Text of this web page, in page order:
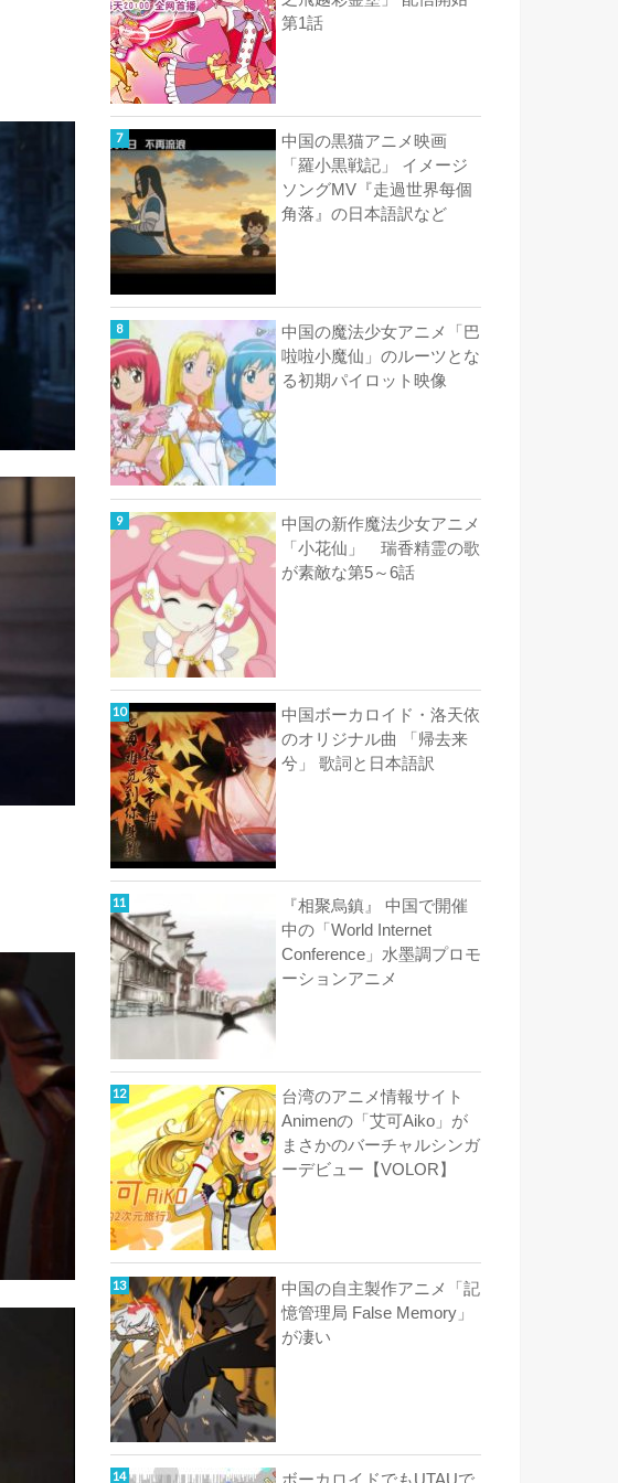
第1話
中国の黒猫アニメ映画
「羅小黒戦記」 イメージ
ソングMV『走過世界每個
角落』の日本語訳など
中国の魔法少女アニメ「巴
啦啦小魔仙」のルーツとな
る初期パイロット映像
中国の新作魔法少女アニメ
「小花仙」 瑞香精霊の歌
が素敵な第5～6話
中国ボーカロイド・洛天依
のオリジナル曲 「帰去来
兮」 歌詞と日本語訳
『相聚烏鎮』 中国で開催
中の「World Internet
Conference」水墨調プロモ
ーションアニメ
台湾のアニメ情報サイト
Animenの「艾可Aiko」が
まさかのバーチャルシンガ
ーデビュー【VOLOR】
中国の自主製作アニメ「記
憶管理局 False Memory」
が凄い
ボーカロイドでもUTAUで